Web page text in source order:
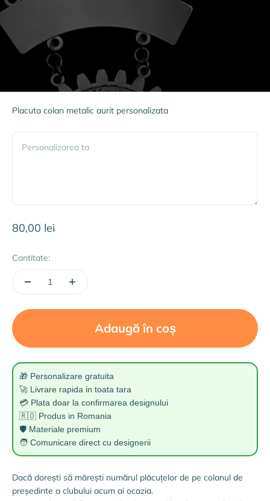
Placuta colan metalic aurit personalizata
Personalizarea ta
Preț redus
80,00 lei
Cantitate:
Adaugă în coș
🎁 Personalizare gratuita
🚀 Livrare rapida in toata tara
💳 Plata doar la confirmarea designului
🇷🇴 Produs in Romania
🛡️ Materiale premium
🧑 Comunicare direct cu designerii
Dacă dorești să mărești numărul plăcuțelor de pe colanul de
președinte a clubului acum ai ocazia.